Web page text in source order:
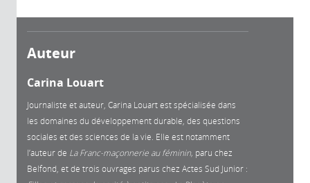
Auteur
Carina Louart
Journaliste et auteur, Carina Louart est spécialisée dans
les domaines du développement durable, des questions
sociales et des sciences de la vie. Elle est notamment
l’auteur de La Franc-maçonnerie au féminin, paru chez
Belfond, et de trois ouvrages parus chez Actes Sud Junior :